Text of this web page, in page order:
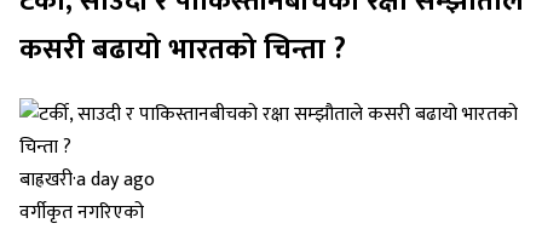
कसरी बढायो भारतको चिन्ता ?
बाह्रखरी·a day ago
वर्गीकृत नगरिएको